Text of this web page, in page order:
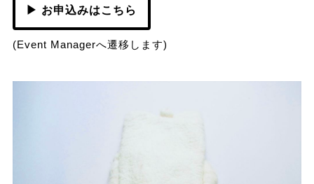
▶ お申込みはこちら
(Event Managerへ遷移します)